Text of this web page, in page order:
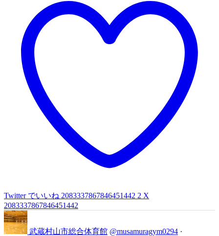
Twitter でいいね 2083337867846451442 2 X
2083337867846451442
武蔵村山市総合体育館 @musamuragym0294 ·